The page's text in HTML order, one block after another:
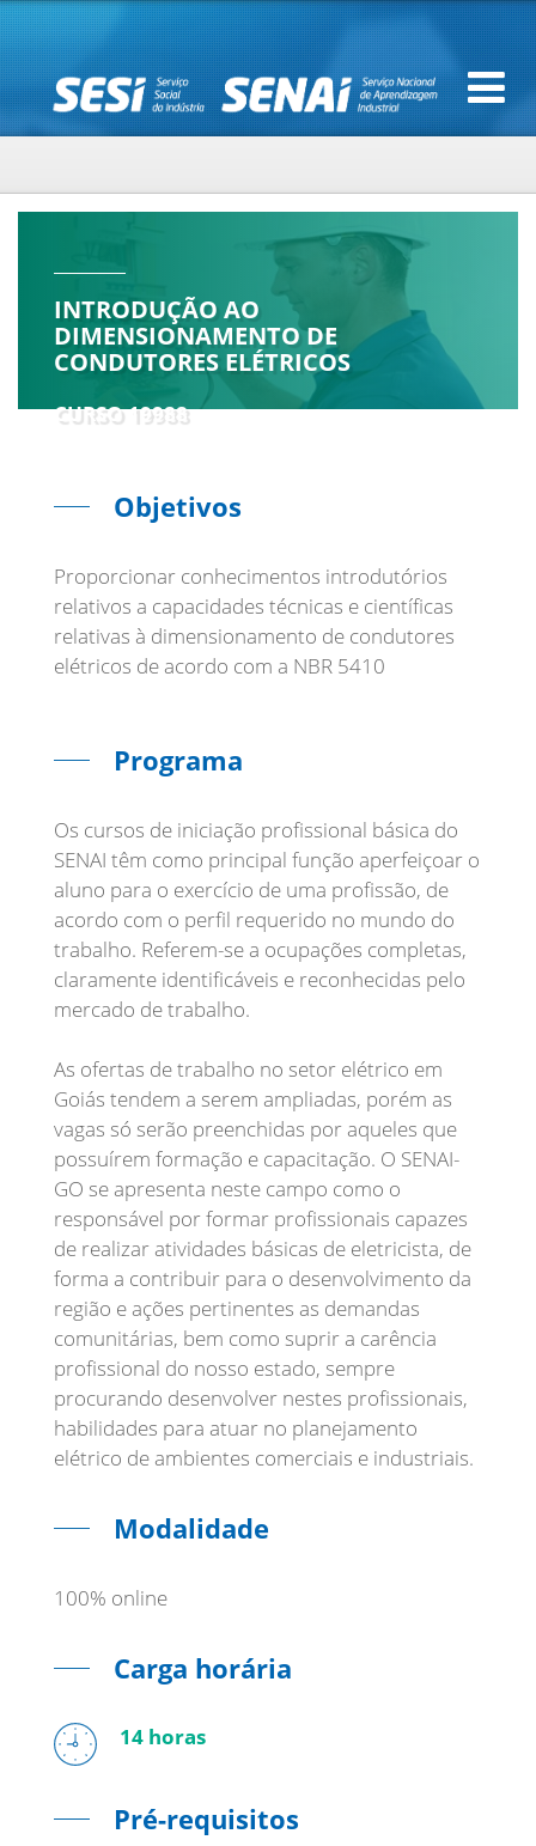
INTRODUÇÃO AO
DIMENSIONAMENTO DE
CONDUTORES ELÉTRICOS
CURSO 19988
Objetivos
Proporcionar conhecimentos introdutórios
relativos a capacidades técnicas e científicas
relativas à dimensionamento de condutores
elétricos de acordo com a NBR 5410
Programa
Os cursos de iniciação profissional básica do
SENAI têm como principal função aperfeiçoar o
aluno para o exercício de uma profissão, de
acordo com o perfil requerido no mundo do
trabalho. Referem-se a ocupações completas,
claramente identificáveis e reconhecidas pelo
mercado de trabalho.
As ofertas de trabalho no setor elétrico em
Goiás tendem a serem ampliadas, porém as
vagas só serão preenchidas por aqueles que
possuírem formação e capacitação. O SENAI-
GO se apresenta neste campo como o
responsável por formar profissionais capazes
de realizar atividades básicas de eletricista, de
forma a contribuir para o desenvolvimento da
região e ações pertinentes as demandas
comunitárias, bem como suprir a carência
profissional do nosso estado, sempre
procurando desenvolver nestes profissionais,
habilidades para atuar no planejamento
elétrico de ambientes comerciais e industriais.
Modalidade
100% online
Carga horária
14 horas
Pré-requisitos